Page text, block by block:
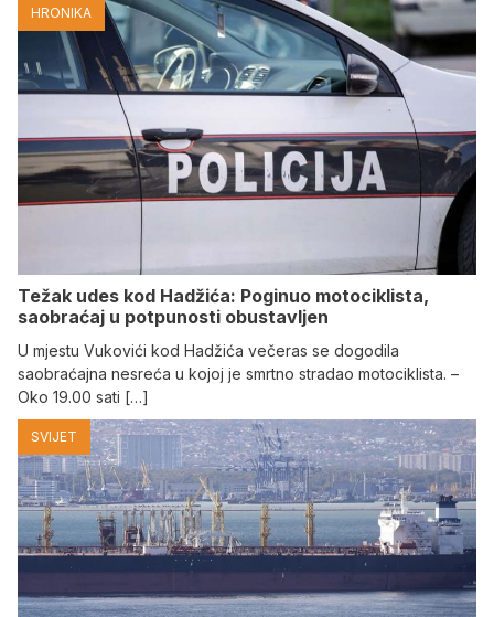
HRONIKA
Težak udes kod Hadžića: Poginuo motociklista,
saobraćaj u potpunosti obustavljen
U mjestu Vukovići kod Hadžića večeras se dogodila
saobraćajna nesreća u kojoj je smrtno stradao motociklista. –
Oko 19.00 sati […]
SVIJET